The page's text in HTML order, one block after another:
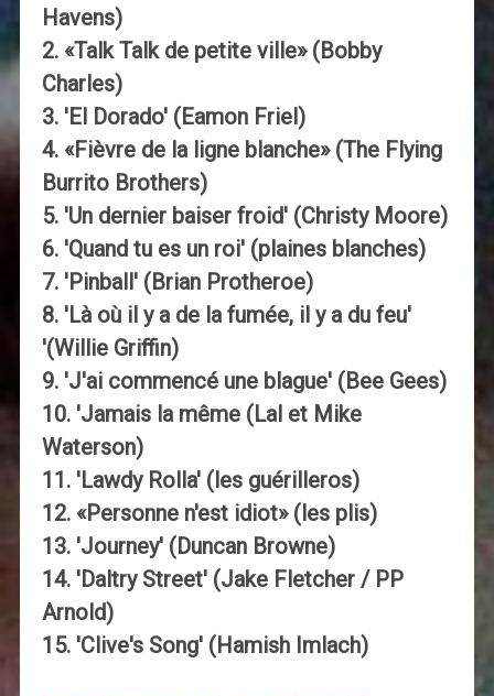
Havens)
2. «Talk Talk de petite ville» (Bobby
Charles)
3. 'El Dorado' (Eamon Friel)
4. «Fièvre de la ligne blanche» (The Flying
Burrito Brothers)
5. 'Un dernier baiser froid' (Christy Moore)
6. 'Quand tu es un roi' (plaines blanches)
7. 'Pinball' (Brian Protheroe)
8. 'Là où il y a de la fumée, il y a du feu'
'(Willie Griffin)
9. 'J'ai commencé une blague' (Bee Gees)
10. 'Jamais la même (Lal et Mike
Waterson)
11. 'Lawdy Rolla' (les guérilleros)
12. «Personne n'est idiot» (les plis)
13. 'Journey' (Duncan Browne)
14. 'Daltry Street' (Jake Fletcher / PP
Arnold)
15. 'Clive's Song' (Hamish Imlach)